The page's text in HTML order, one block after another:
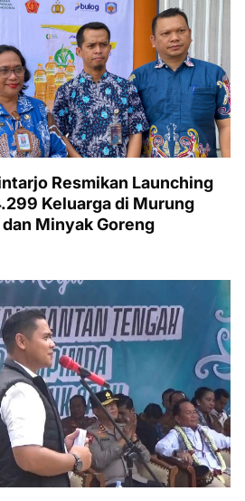
Resmikan Launching
Keluarga di Murung
Minyak Goreng